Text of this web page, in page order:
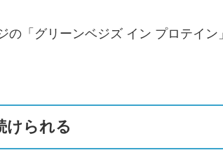
の「グリーンベジズ イン プロテイ
けられる